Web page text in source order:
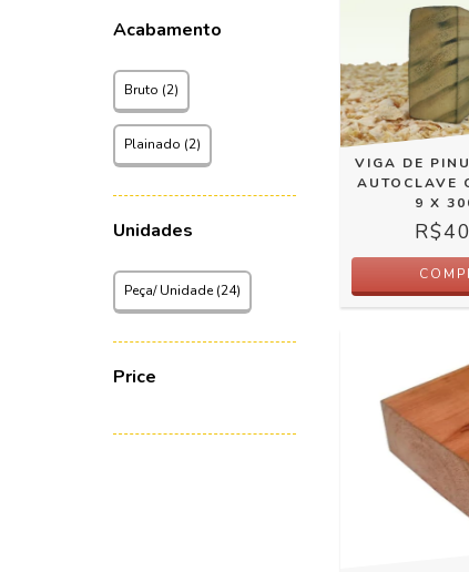
Acabamento
Bruto (2)
Plainado (2)
Unidades
Peça/ Unidade (24)
Price
VIGA DE
AUTOCLAVE
9 X